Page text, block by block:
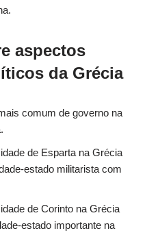
aspectos
da Grécia
comum de governo na
de Esparta na Grécia
estado militarista com
de Corinto na Grécia
estado importante na